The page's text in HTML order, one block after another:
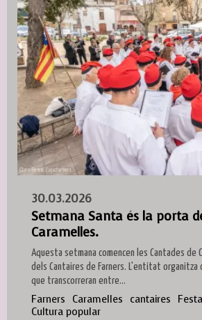
30.03.2026
Setmana Santa és la porta
Caramelles.
Aquesta setmana comencen les Cantades de
dels Cantaires de Farners. L'entitat organitza
que transcorreran entre...
Farners Caramelles cantaires
Cultura popular